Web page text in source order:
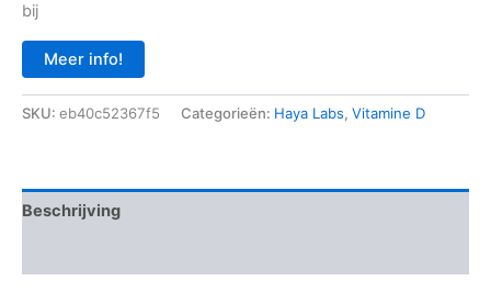
bij
Meer info!
SKU: eb40c52367f5 Categorieën: Haya Labs, Vitamine D
Beschrijving